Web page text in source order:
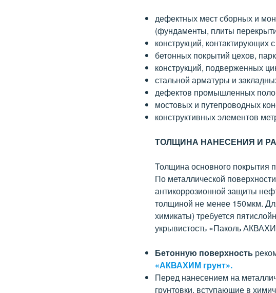
дефектных мест сборных и
(фундаменты, плиты
конструкций,
бетонных покрытий цехов,
конструкций, подверженных
стальной арматуры и
дефектов промышленных
мостовых и путепроводных
конструктивных элементов
ТОЛЩИНА НАНЕСЕНИЯ И
Толщина основного покрытия
По металлической
антикоррозионной защиты
толщиной не менее 150мкм.
химикаты) требуется
укрывистость «Паколь
Бетонную поверхность
«АКВАХИМ грунт».
Перед нанесением на
грунтовки, вступающие в